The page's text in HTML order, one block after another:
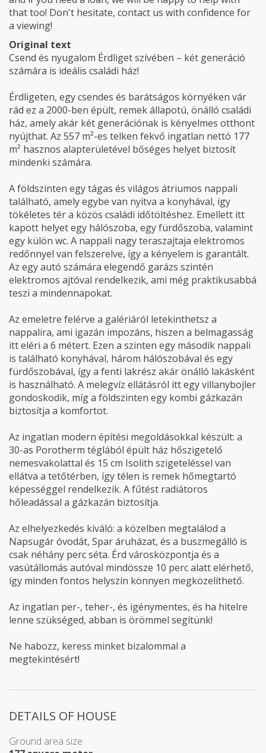
that too! Don't hesitate, contact us with confidence for
a viewing!
Original text
Csend és nyugalom Érdliget szívében – két generáció
számára is ideális családi ház!
Érdligeten, egy csendes és barátságos környéken vár
rád ez a 2000-ben épült, remek állapotú, önálló családi
ház, amely akár két generációnak is kényelmes otthont
nyújthat. Az 557 m²-es telken fekvő ingatlan nettó 177
m² hasznos alapterületével bőséges helyet biztosít
mindenki számára.
A földszinten egy tágas és világos átriumos nappali
található, amely egybe van nyitva a konyhával, így
tökéletes tér a közös családi időtöltéshez. Emellett itt
kapott helyet egy hálószoba, egy fürdőszoba, valamint
egy külön wc. A nappali nagy teraszajtaja elektromos
redőnnyel van felszerelve, így a kényelem is garantált.
Az egy autó számára elegendő garázs szintén
elektromos ajtóval rendelkezik, ami még praktikusabbá
teszi a mindennapokat.
Az emeletre felérve a galériáról letekinthetsz a
nappalira, ami igazán impozáns, hiszen a belmagasság
itt eléri a 6 métert. Ezen a szinten egy második nappali
is található konyhával, három hálószobával és egy
fürdőszobával, így a fenti lakrész akár önálló lakásként
is használható. A melegvíz ellátásról itt egy villanybojler
gondoskodik, míg a földszinten egy kombi gázkazán
biztosítja a komfortot.
Az ingatlan modern építési megoldásokkal készült: a
30-as Porotherm téglából épült ház hőszigetelő
nemesvakolattal és 15 cm Isolith szigeteléssel van
ellátva a tetőtérben, így télen is remek hőmegtartó
képességgel rendelkezik. A fűtést radiátoros
hőleadással a gázkazán biztosítja.
Az elhelyezkedés kiváló: a közelben megtalálod a
Napsugár óvodát, Spar áruházat, és a buszmegálló is
csak néhány perc séta. Érd városközpontja és a
vasútállomás autóval mindössze 10 perc alatt elérhető,
így minden fontos helyszín könnyen megközelíthető.
Az ingatlan per-, teher-, és igénymentes, és ha hitelre
lenne szükséged, abban is örömmel segítünk!
Ne habozz, keress minket bizalommal a
megtekintésért!
DETAILS OF HOUSE
Ground area size